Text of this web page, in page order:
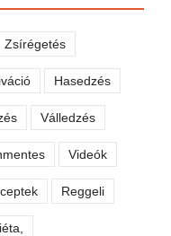
Zsírégetés
Hasedzés
Válledzés
Videók
Reggeli